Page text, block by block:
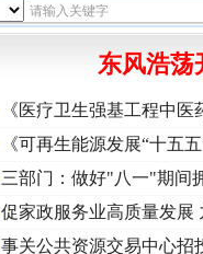
东风浩荡
《医疗卫生强基工程中
《可再生能源发展“十五
三部门：做好"八一"期间
促家政服务业高质量发展
事关公共资源交易中心招